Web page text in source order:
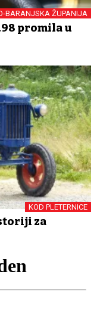
BARANJSKA ŽUPANIJA
promila u
KOD PLETERNICE
za